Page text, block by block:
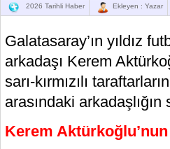
2026 Tarihli Haber Ekleyen : Yazar
Galatasaray’ın yıldız
arkadaşı Kerem
sarı-kırmızılı
arasındaki
Kerem